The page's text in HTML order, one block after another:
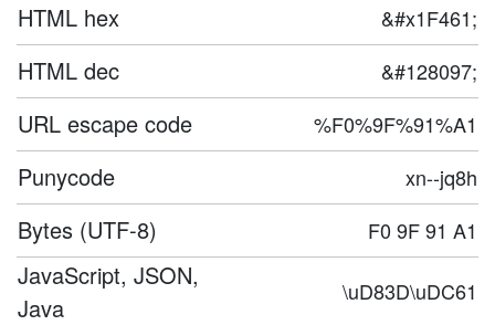
HTML hex &#x1F461;
HTML dec &#128097;
URL escape code %F0%9F%91%A1
Punycode xn--jq8h
Bytes (UTF-8) F0 9F 91 A1
JavaScript, JSON,
Java
\uD83D\uDC61